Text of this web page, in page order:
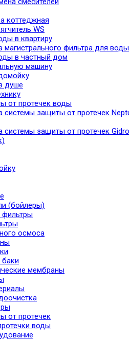
коттеджная
WS
в квартиру
магистрального фильтра для воды
в частный дом
машину
душе
от протечек воды
системы защиты от протечек
системы защиты от протечек
(бойлеры)
фильтры
осмоса
мембраны
от протечек
воды